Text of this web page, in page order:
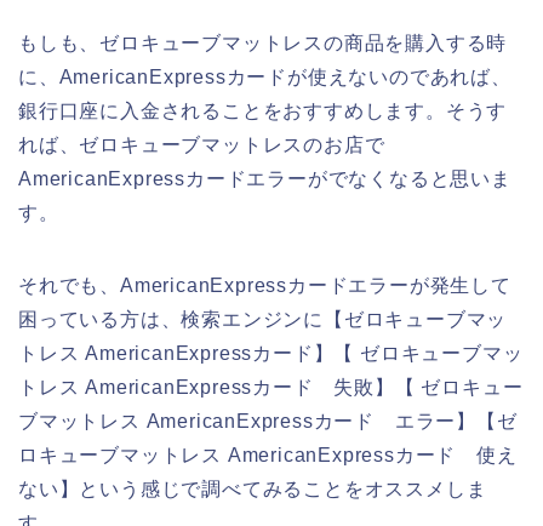
もしも、ゼロキューブマットレスの商品を購入する時
に、AmericanExpressカードが使えないのであれば、
銀行口座に入金されることをおすすめします。そうす
れば、ゼロキューブマットレスのお店で
AmericanExpressカードエラーがでなくなると思いま
す。
それでも、AmericanExpressカードエラーが発生して
困っている方は、検索エンジンに【ゼロキューブマッ
トレス AmericanExpressカード】【 ゼロキューブマッ
トレス AmericanExpressカード 失敗】【 ゼロキュー
ブマットレス AmericanExpressカード エラー】【ゼ
ロキューブマットレス AmericanExpressカード 使え
ない】という感じで調べてみることをオススメしま